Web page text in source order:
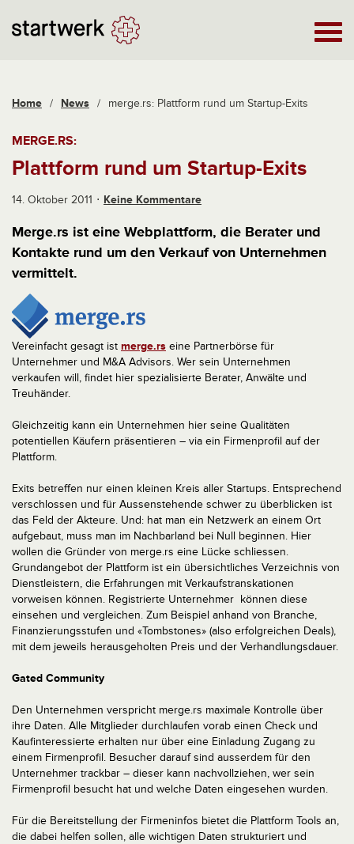
Home / News / merge.rs: Plattform rund um Startup-Exits
MERGE.RS:
Plattform rund um Startup-Exits
14. Oktober 2011 Keine Kommentare
Merge.rs ist eine Webplattform, die Berater und
Kontakte rund um den Verkauf von Unternehmen
vermittelt.
Vereinfacht gesagt ist merge.rs eine Partnerbörse für
Unternehmer und M&A Advisors. Wer sein Unternehmen
verkaufen will, findet hier spezialisierte Berater, Anwälte und
Treuhänder.
Gleichzeitig kann ein Unternehmen hier seine Qualitäten
potentiellen Käufern präsentieren – via ein Firmenprofil auf der
Plattform.
Exits betreffen nur einen kleinen Kreis aller Startups. Entsprechend
verschlossen und für Aussenstehende schwer zu überblicken ist
das Feld der Akteure. Und: hat man ein Netzwerk an einem Ort
aufgebaut, muss man im Nachbarland bei Null beginnen. Hier
wollen die Gründer von merge.rs eine Lücke schliessen.
Grundangebot der Plattform ist ein übersichtliches Verzeichnis von
Dienstleistern, die Erfahrungen mit Verkaufstranskationen
vorweisen können. Registrierte Unternehmer können diese
einsehen und vergleichen. Zum Beispiel anhand von Branche,
Finanzierungsstufen und «Tombstones» (also erfolgreichen Deals),
mit dem jeweils herausgeholten Preis und der Verhandlungsdauer.
Gated Community
Den Unternehmen verspricht merge.rs maximale Kontrolle über
ihre Daten. Alle Mitglieder durchlaufen vorab einen Check und
Kaufinteressierte erhalten nur über eine Einladung Zugang zu
einem Firmenprofil. Besucher darauf sind ausserdem für den
Unternehmer trackbar – dieser kann nachvollziehen, wer sein
Firmenprofil besucht hat und welche Daten eingesehen wurden.
Für die Bereitstellung der Firmeninfos bietet die Plattform Tools an,
die dabei helfen sollen, alle wichtigen Daten strukturiert und